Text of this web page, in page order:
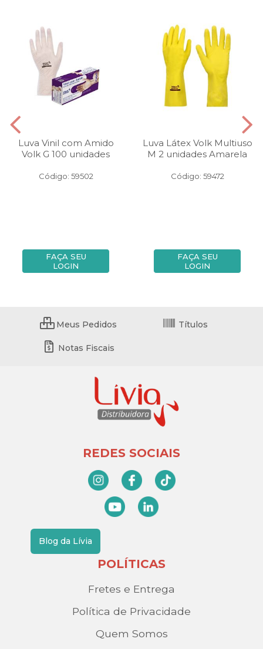
Luva Vinil com Amido
Volk G 100 unidades
Código: 59502
FAÇA SEU
LOGIN
Luva Látex Volk Multiuso
M 2 unidades Amarela
Código: 59472
FAÇA SEU
LOGIN
Meus Pedidos Títulos
Notas Fiscais
REDES SOCIAIS
Blog da Lívia
POLÍTICAS
Fretes e Entrega
Política de Privacidade
Quem Somos